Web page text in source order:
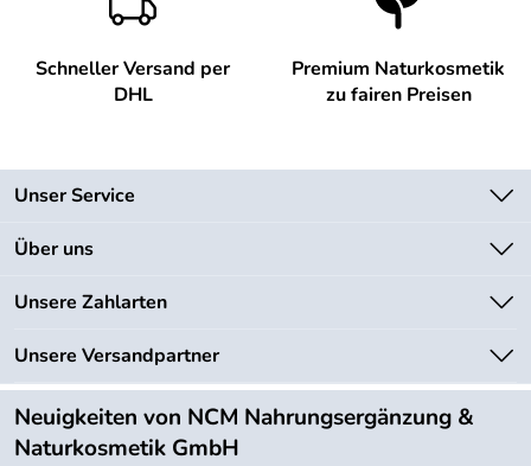
Schneller Versand per
DHL
Premium Naturkosmetik
zu fairen Preisen
Unser Service
Kontakt
Lieferbedingungen
Kundenlogin
Über uns
Unsere Bestseller
Neu
Angebote
Kundenbewertungen (754)
Unsere Zahlarten
Unsere Versandpartner
Neuigkeiten von NCM Nahrungsergänzung &
Naturkosmetik GmbH